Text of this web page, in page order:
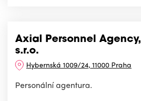
Axial Personnel Agency,
s.r.o.
Hybernská 1009/24, 11000 Praha
Personální agentura.